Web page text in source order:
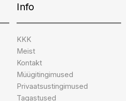
Info
KKK
Meist
Kontakt
Müügitingimused
Privaatsustingimused
Tagastused